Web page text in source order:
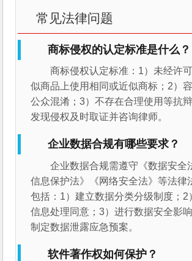
常见法律问题
商标侵权的认定标准是什么？
商标侵权认定标准：1）未经许
似商品上使用相同或近似商标；2）
公众混淆；3）不存在合理使用等抗
发现侵权及时取证并咨询律师。
企业数据合规有哪些要求？
企业数据合规需遵守《数据安全
信息保护法》《网络安全法》等法律
包括：1）建立数据分类分级制度；2
信息处理同意；3）进行数据安全影响
制定数据泄露应急预案。
软件著作权如何保护？